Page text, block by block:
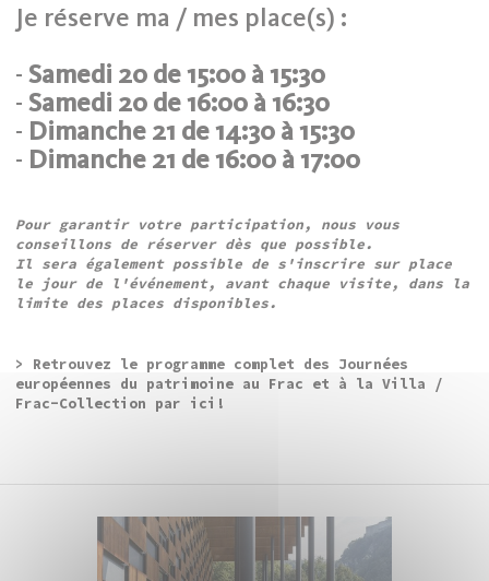
Je réserve ma / mes place(s) :
-Samedi 20 de 15:00 à 15:30
-Samedi 20 de 16:00 à 16:30
- Dimanche 21 de 14:30 à 15:30
- Dimanche 21 de 16:00 à 17:00
Pour garantir votre participation, nous vous
conseillons de réserver dès que possible.
Il sera également possible de s'inscrire sur place
le jour de l'événement, avant chaque visite, dans la
limite des places disponibles.
> Retrouvez le programme complet des Journées
européennes du patrimoine au Frac et à la Villa /
Frac-Collection par ici!